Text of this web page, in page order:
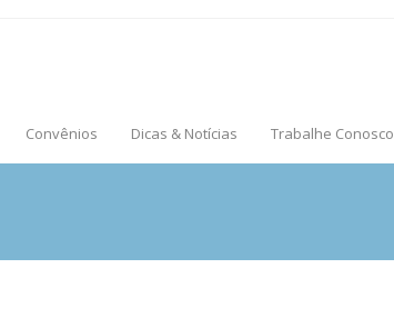
Convênios Dicas & Notícias Trabalhe Conosco